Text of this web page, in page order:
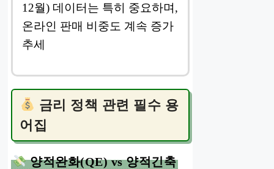
12월) 데이터는 특히 중요하며,
온라인 판매 비중도 계속 증가
추세
금리 정책 관련 필수 용
어집
양적완화(QE) vs 양적긴축